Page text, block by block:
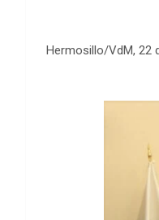
Hermosillo/VdM, 22